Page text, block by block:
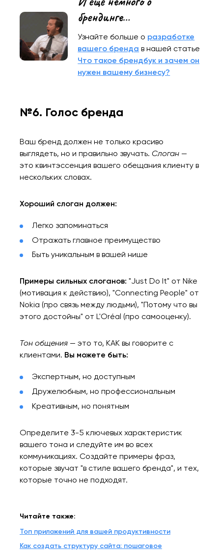
Спасибо
Мы получили вашу заявку
брендинге…
Узнайте больше о разработке
вашего бренда в нашей статье
Что такое брендбук и зачем он
нужен вашему бизнесу?
№6. Голос бренда
Ваш бренд должен не только красиво
выглядеть, но и правильно звучать. Слоган —
это квинтэссенция вашего обещания клиенту в
нескольких словах.
Хороший слоган должен:
Легко запоминаться
Отражать главное преимущество
Быть уникальным в вашей нише
Примеры сильных слоганов: "Just Do It" от Nike
(мотивация к действию), "Connecting People" от
Nokia (про связь между людьми), "Потому что вы
этого достойны" от L'Oréal (про самооценку).
Тон общения — это то, КАК вы говорите с
клиентами. Вы можете быть:
Экспертным, но доступным
Дружелюбным, но профессиональным
Креативным, но понятным
Определите 3-5 ключевых характеристик
вашего тона и следуйте им во всех
коммуникациях. Создайте примеры фраз,
которые звучат "в стиле вашего бренда", и тех,
которые точно не подходят.
Читайте также:
Топ приложений для вашей продуктивности
Как создать структуру сайта: пошаговое
отправлена!
Мы свяжемся с вами в
ближайшее время,